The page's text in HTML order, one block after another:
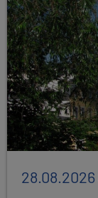
28.08.2026